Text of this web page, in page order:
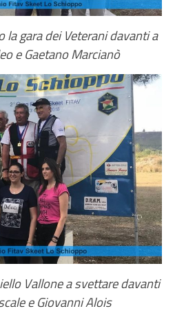
la gara dei Veterani davanti a
e Gaetano Marcianò
Vallone a svettare davanti
e Giovanni Alois